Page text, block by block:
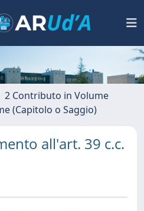
2 Contributo in Volume
(Capitolo o Saggio)
all'art. 39 c.c.